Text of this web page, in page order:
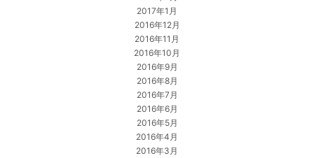
2017年1月
2016年12月
2016年11月
2016年10月
2016年9月
2016年8月
2016年7月
2016年6月
2016年5月
2016年4月
2016年3月